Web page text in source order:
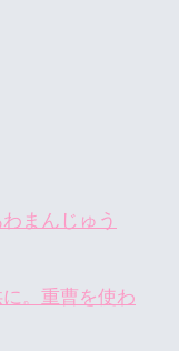
まんじゅう
。重曹を使わ